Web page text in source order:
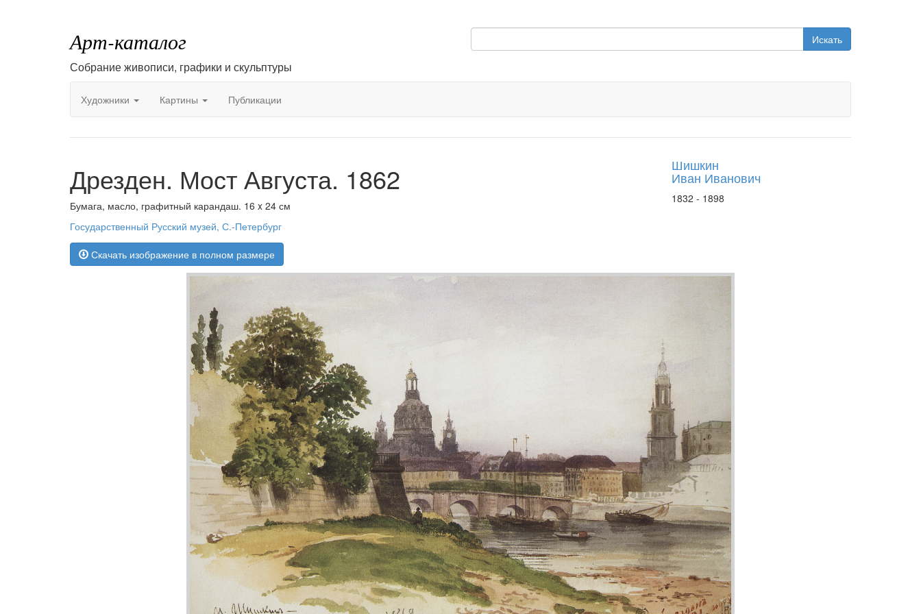
Арт-каталог
Собрание живописи, графики и скульптуры
Искать
Художники Картины Публикации
Дрезден. Мост Августа. 1862
Бумага, масло, графитный карандаш. 16 x 24 см
Государственный Русский музей, С.-Петербург
Скачать изображение в полном размере
Шишкин
Иван Иванович
1832 - 1898